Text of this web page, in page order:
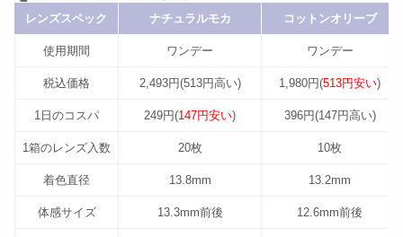
レンズスペック ナチュラルモカ コットンオリーブ
使用期間 ワンデー ワンデー
税込価格 2,493円(513円高い) 1,980円(513円安い)
1日のコスパ 249円(147円安い) 396円(147円高い)
1箱のレンズ入数 20枚 10枚
着色直径 13.8mm 13.2mm
体感サイズ 13.3mm前後 12.6mm前後